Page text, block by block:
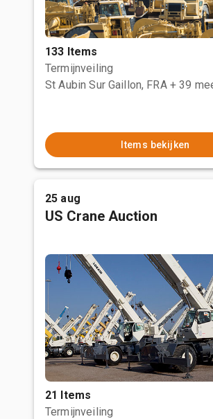
133 Items
Termijnveiling
St Aubin Sur Gaillon, FRA + 39
Items bekijken
25 aug
US Crane Auction
21 Items
Termijnveiling